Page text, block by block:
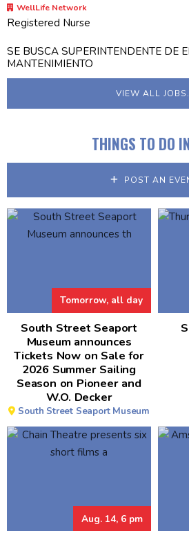
WellLife Network
Registered Nurse
SE BUSCA SUPERINTENDENTE DE
MANTENIMIENTO
VIEW ALL
THINGS TO DO
POST AN
Tomorrow, all day
South Street Seaport
Museum announces
Tickets Now on Sale for
2026 Summer Sailing
Season on Pioneer and
W.O. Decker
South Street Seaport Museum
Aug. 14, 6 pm